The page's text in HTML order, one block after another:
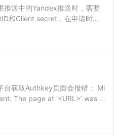
推送中的Yandex推送时，需要
和Client secret，在申请时，
• Adding Tu
台获取Authkey页面会报错： Mi
The page at ‘<URL>’ was lo